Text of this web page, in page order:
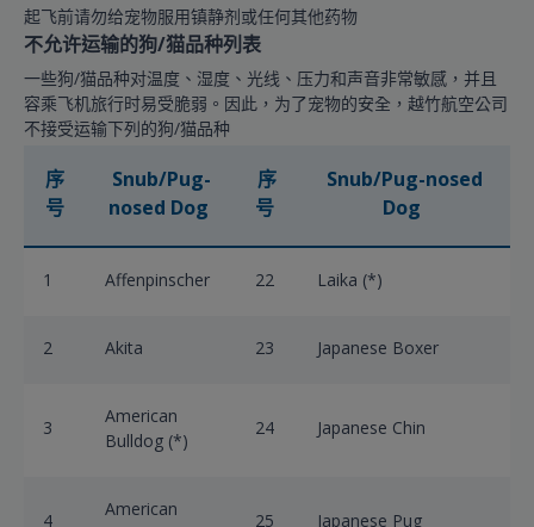
起飞前请勿给宠物服用镇静剂或任何其他药物
不允许运输的狗/猫品种列表
一些狗/猫品种对温度、湿度、光线、压力和声音非常敏感，并且
容乘飞机旅行时易受脆弱。因此，为了宠物的安全，越竹航空公司
不接受运输下列的狗/猫品种
序
号
Snub/Pug-
nosed Dog
序
号
Snub/Pug-nosed
Dog
1 Affenpinscher 22 Laika (*)
2 Akita 23 Japanese Boxer
3
American
Bulldog (*)
24 Japanese Chin
4
American
25 Japanese Pug